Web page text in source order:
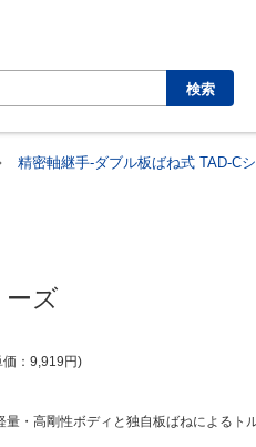
検索
精密軸継手-ダブル板ばね式 TAD-C
ーズ
価 9,919円
量・高剛性ボディと独自板ばねによる